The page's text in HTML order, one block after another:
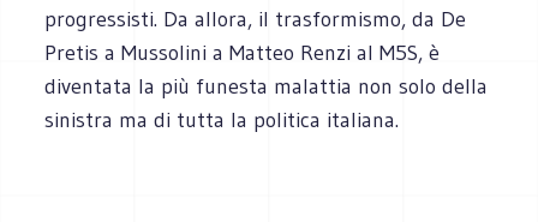
progressisti. Da allora, il trasformismo, da De
Pretis a Mussolini a Matteo Renzi al M5S, è
diventata la più funesta malattia non solo della
sinistra ma di tutta la politica italiana.